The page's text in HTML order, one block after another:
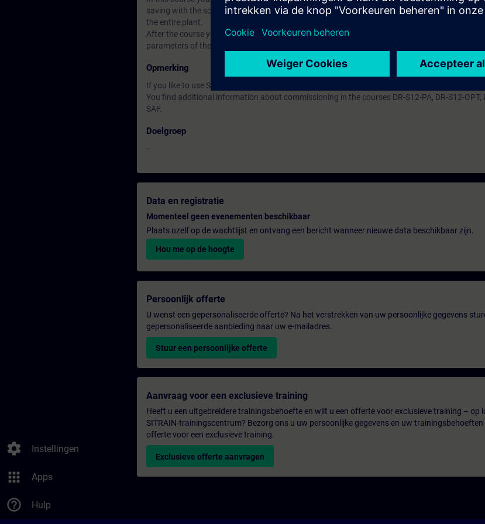
settings Instellingen
apps Apps
help_outline Hulp
saving with the software Startdrive in the TIA Portal. By a correct parameter setting you
the entire plant.
After the course you can put the converter system SINAMICS S120 efficiently into operation.
parameters of the closed-loop controller to the respective application and use the diagnostic
Opmerking
If you like to use Software STARTER we recommend the course DR-S12-PM with apart from
You find additional information about commissioning in the courses DR-S12-PA, DR-S12-OPT,
SAF.
Doelgroep
-
Data en registratie
Momenteel geen evenementen beschikbaar
Plaats uzelf op de wachtlijst en ontvang een bericht wanneer nieuwe data beschikbaar zijn.
Hou me op de hoogte
Persoonlijk offerte
U wenst een gepersonaliseerde offerte? Na het verstrekken van uw persoonlijke gegevens
gepersonaliseerde aanbieding naar uw e-mailadres.
Stuur een persoonlijke offerte
Aanvraag voor een exclusieve training
Heeft u een uitgebreidere trainingsbehoefte en wilt u een offerte voor exclusieve training – op
SITRAIN-trainingscentrum? Bezorg ons u uw persoonlijke gegevens en uw
offerte voor een exclusieve training.
Exclusieve offerte aanvragen